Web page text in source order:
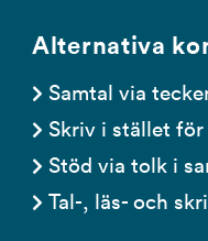
Alternativa
Samtal via
Skriv i stället
Stöd via tolk i
Tal-, läs- och